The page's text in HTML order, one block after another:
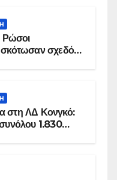
Ρώσοι
σκότωσαν σχεδόν
στη ΛΔ Κονγκό:
1.830